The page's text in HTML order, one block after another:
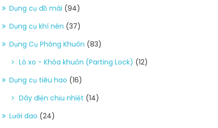
Dụng cụ đồ mài (94)
Dụng cụ khí nén (37)
Dụng Cụ Phòng Khuôn (83)
Lò xo - Khóa khuôn (Parting Lock) (12)
Dụng cụ tiêu hao (16)
Dây điện chịu nhiệt (14)
Lưỡi dao (24)